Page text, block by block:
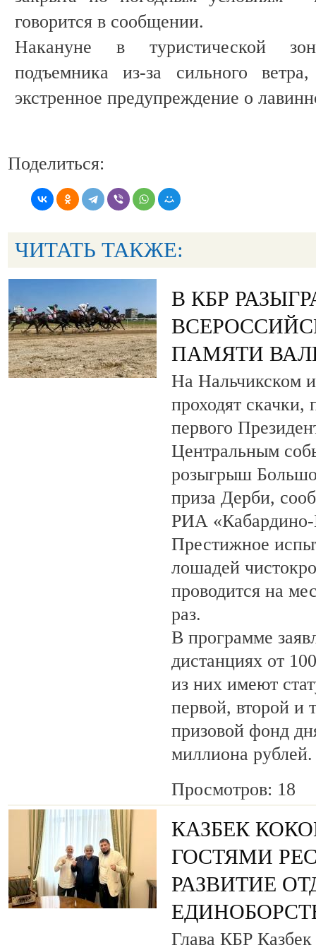
говорится в сообщении.
Накануне в туристической
подъемника из-за сильного
экстренное предупреждение о
Поделиться:
ЧИТАТЬ ТАКЖЕ:
В КБР
ПАМЯТИ
На Нальчикском
проходят
первого
Центральным
розыгрыш
приза Дерби,
РИА «Кабардино-
Престижное
лошадей
проводится на
раз.
В программе
дистанциях от
из них имеют
первой, второй и
призовой фонд
миллиона рублей.
Просмотров: 18
КАЗБЕК
ГОСТЯМИ
РАЗВИТИЕ
Глава КБР Казбек